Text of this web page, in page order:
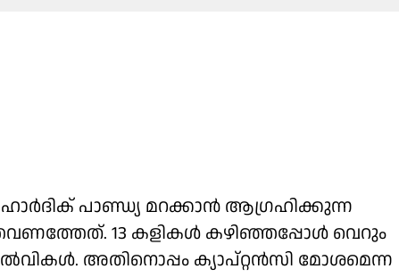
പാണ്ഡ്യ മറക്കാൻ ആഗ്രഹിക്കുന്ന
13 കളികൾ കഴിഞ്ഞപ്പോൾ വെറും
അതിനൊപ്പം ക്യാപ്റ്റൻസി മോശമെന്ന